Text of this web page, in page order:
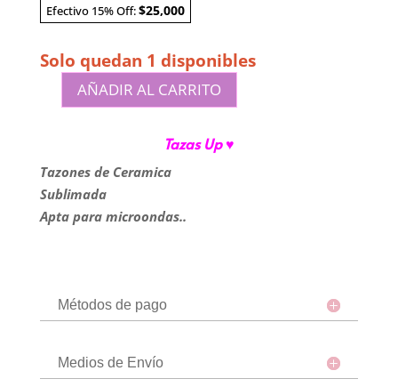
Efectivo 15% Off:$25,000
Solo quedan 1 disponibles
Up"
cantidad
AÑADIR AL CARRITO
Tazas Up ♥
Tazones de Ceramica
Sublimada
Apta para microondas..
Métodos de pago
Medios de Envío